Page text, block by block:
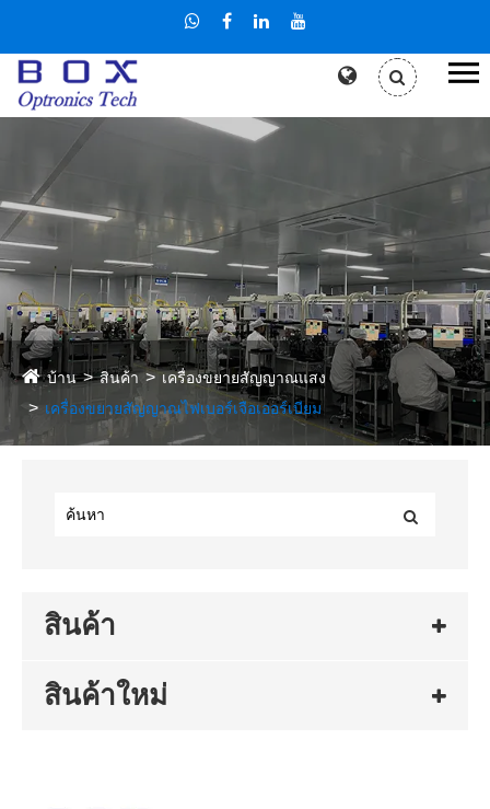
บ้าน สินค้า
เครื่องขยายสัญญาณแสง
เครื่องขยายสัญญาณไฟเบอร์เจือเออร์เบียม
สินค้า
สินค้าใหม่